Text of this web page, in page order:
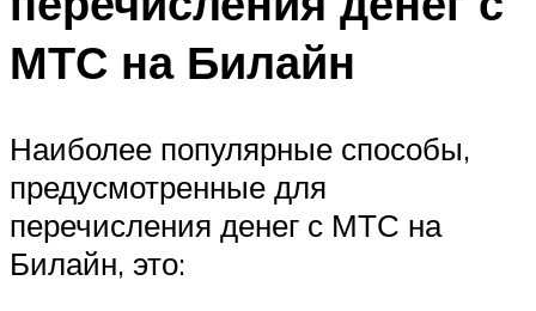
МТС на Билайн
Наиболее популярные способы,
предусмотренные для
перечисления денег с МТС на
Билайн, это: